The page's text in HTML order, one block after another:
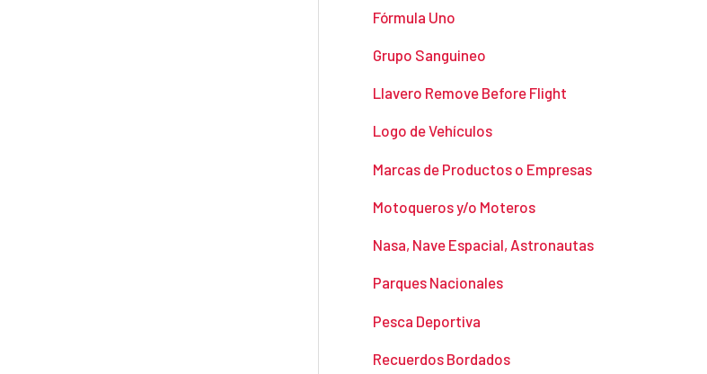
Fórmula Uno
Grupo Sanguineo
Llavero Remove Before Flight
Logo de Vehículos
Marcas de Productos o Empresas
Motoqueros y/o Moteros
Nasa, Nave Espacial, Astronautas
Parques Nacionales
Pesca Deportiva
Recuerdos Bordados